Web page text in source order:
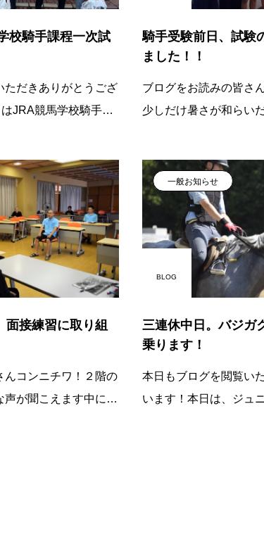
騎手課程一次試
ただきありがとうござ
JRA競馬学校騎手課
騎手受験前日、試験
ました！！
ブログをお読みの皆さ
少しだけ暑さが和らい
面接練習に取り組
んコンニチワ！２階の
が聞こえます中に入
一般お知らせ
BLOG
三連休中日。バジガ
乗ります！
本日もブログを閲覧い
います！本日は、ジュ